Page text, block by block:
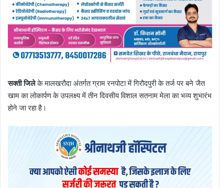
सक्ती जिलेके मालखरौदा अंतर्गत ग्राम रनपोटा में गिरौदपुरी के तर्ज पर बने जैत
खाम का लोकार्पण के उपलक्ष्य में तीन दिवसीय विशाल सतनाम मेला का भव्य शुभारंभ
होने जा रहा है।